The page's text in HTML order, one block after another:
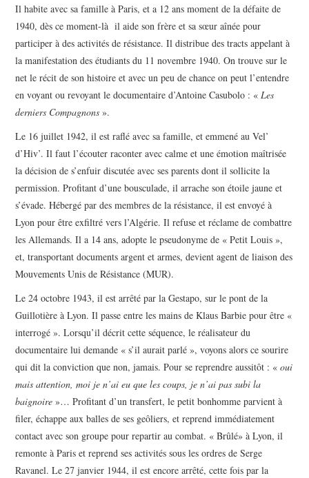
Il habite avec sa famille à Paris, et a 12 ans moment de la défaite de
1940, dès ce moment-là il aide son frère et sa sœur aînée pour
participer à des activités de résistance. Il distribue des tracts appelant à
la manifestation des étudiants du 11 novembre 1940. On trouve sur le
net le récit de son histoire et avec un peu de chance on peut l’entendre
en voyant ou revoyant le documentaire d’Antoine Casubolo : « Les
derniers Compagnons ».
Le 16 juillet 1942, il est raflé avec sa famille, et emmené au Vel’
d’Hiv’. Il faut l’écouter raconter avec calme et une émotion maîtrisée
la décision de s’enfuir discutée avec ses parents dont il sollicite la
permission. Profitant d’une bousculade, il arrache son étoile jaune et
s’évade. Hébergé par des membres de la résistance, il est envoyé à
Lyon pour être exfiltré vers l’Algérie. Il refuse et réclame de combattre
les Allemands. Il a 14 ans, adopte le pseudonyme de « Petit Louis »,
et, transportant documents argent et armes, devient agent de liaison des
Mouvements Unis de Résistance (MUR).
Le 24 octobre 1943, il est arrêté par la Gestapo, sur le pont de la
Guillotière à Lyon. Il passe entre les mains de Klaus Barbie pour être «
interrogé ». Lorsqu’il décrit cette séquence, le réalisateur du
documentaire lui demande « s’il aurait parlé », voyons alors ce sourire
qui dit la conviction que non, jamais. Pour se reprendre aussitôt : « oui
mais attention, moi je n’ai eu que les coups, je n’ai pas subi la
baignoire »… Profitant d’un transfert, le petit bonhomme parvient à
filer, échappe aux balles de ses geôliers, et reprend immédiatement
contact avec son groupe pour repartir au combat. « Brûlé» à Lyon, il
remonte à Paris et reprend ses activités sous les ordres de Serge
Ravanel. Le 27 janvier 1944, il est encore arrêté, cette fois par la